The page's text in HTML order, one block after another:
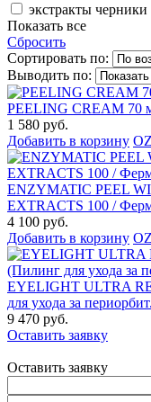
экстракты черники
Показать все
Сбросить
Сортировать по:
Выводить по:
PEELING CREAM 70
1 580 руб.
Добавить в корзину
ENZYMATIC PEEL
EXTRACTS 100 /
4 100 руб.
Добавить в корзину
EYELIGHT ULTRA
для ухода за
9 470 руб.
Оставить заявку
Оставить заявку